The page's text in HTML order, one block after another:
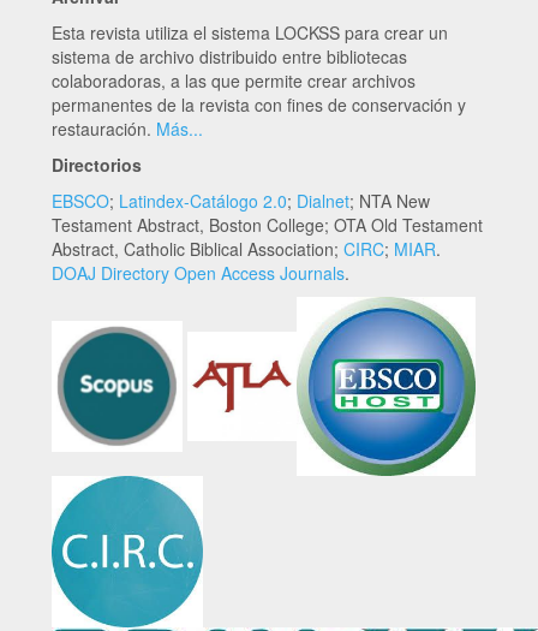
Esta revista utiliza el sistema LOCKSS para crear un
sistema de archivo distribuido entre bibliotecas
colaboradoras, a las que permite crear archivos
permanentes de la revista con fines de conservación y
restauración. Más...
Directorios
EBSCO; Latindex-Catálogo 2.0; Dialnet; NTA New
Testament Abstract, Boston College; OTA Old Testament
Abstract, Catholic Biblical Association; CIRC; MIAR.
DOAJ Directory Open Access Journals.